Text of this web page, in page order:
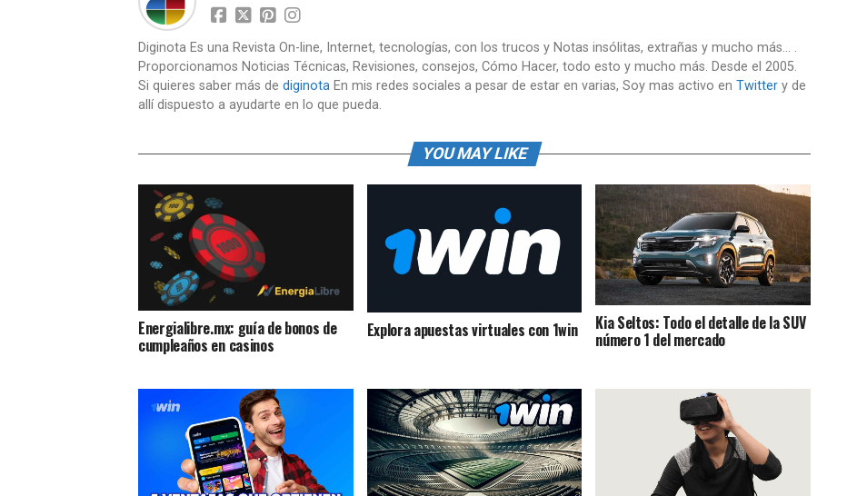
Diginota Es una Revista On-line, Internet, tecnologías, con los trucos y Notas insólitas, extrañas y mucho más... .
Proporcionamos Noticias Técnicas, Revisiones, consejos, Cómo Hacer, todo esto y mucho más. Desde el 2005.
Si quieres saber más de diginota En mis redes sociales a pesar de estar en varias, Soy mas activo en Twitter y de
allí dispuesto a ayudarte en lo que pueda.
YOU MAY LIKE
Energialibre.mx: guía de bonos de
cumpleaños en casinos
Explora apuestas virtuales con 1win Kia Seltos: Todo el detalle de la SUV
número 1 del mercado